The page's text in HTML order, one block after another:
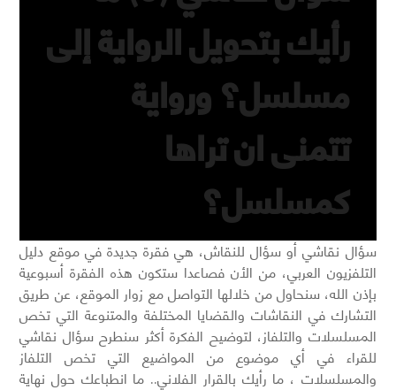
رأيك بتحويل الرواية إلى
مسلسل؟ ورواية
تتمنى ان تراها
كمسلسل؟
سؤال نقاشي أو سؤال للنقاش، هي فقرة جديدة في موقع دليل
التلفزيون العربي، من الأن فصاعدا ستكون هذه الفقرة أسبوعية
بإذن الله، سنحاول من خلالها التواصل مع زوار الموقع، عن طريق
التشارك في النقاشات والقضايا المختلفة والمتنوعة التي تخص
المسلسلات والتلفاز، لتوضيح الفكرة أكثر سنطرح سؤال نقاشي
للقراء في أي موضوع من المواضيع التي تخص التلفاز
والمسلسلات ، ما رأيك بالقرار الفلاني.. ما انطباعك حول نهاية